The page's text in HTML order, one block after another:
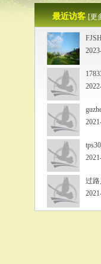
最近访客[更
过路